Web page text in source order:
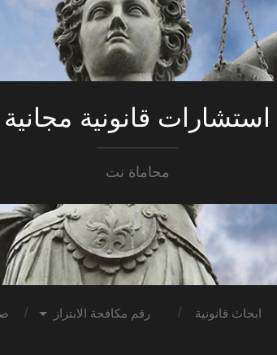
استشارات قانونية مجانية
محاماة نت
ابحاث قانونية رقم مكافحة الابتزاز